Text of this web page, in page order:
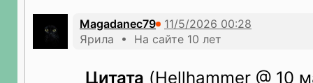
Magadanec79
Ярила • На сайте 10 лет
Цитата (Hellhammer @ 10